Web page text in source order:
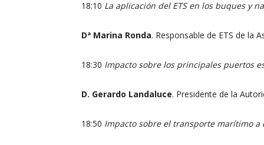
18:10 La aplicación del ETS en los buques y
Dª Marina Ronda. Responsable de ETS de la
18:30 Impacto sobre los principales puertos
D. Gerardo Landaluce. Presidente de la
18:50 Impacto sobre el transporte marítimo a